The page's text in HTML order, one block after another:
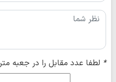
* لطفا عدد مقابل را در جعبه